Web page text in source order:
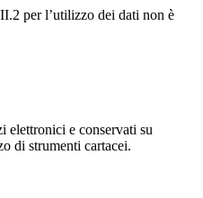
per l’utilizzo dei dati non è
elettronici e conservati su
di strumenti cartacei.